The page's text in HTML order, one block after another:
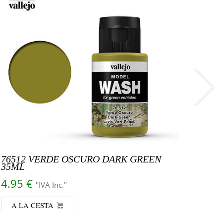
76512 VERDE OSCURO DARK GREEN
35ML
4.95 € "IVA Inc."
A LA CESTA